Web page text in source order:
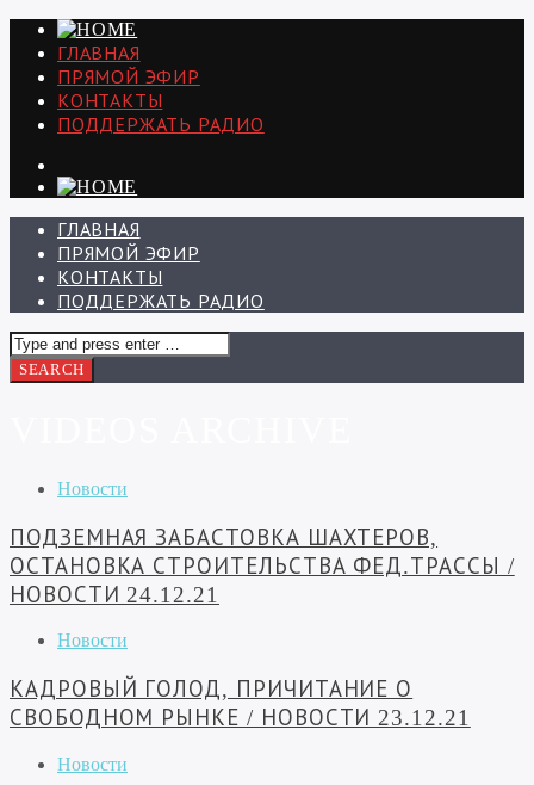
ГЛАВНАЯ
ПРЯМОЙ ЭФИР
КОНТАКТЫ
ПОДДЕРЖАТЬ РАДИО
ГЛАВНАЯ
ПРЯМОЙ ЭФИР
КОНТАКТЫ
ПОДДЕРЖАТЬ РАДИО
Новости
ПОДЗЕМНАЯ ЗАБАСТОВКА ШАХТЕРОВ,
ОСТАНОВКА СТРОИТЕЛЬСТВА ФЕД.ТРАССЫ /
НОВОСТИ 24.12.21
Новости
КАДРОВЫЙ ГОЛОД, ПРИЧИТАНИЕ О
СВОБОДНОМ РЫНКЕ / НОВОСТИ 23.12.21
Новости